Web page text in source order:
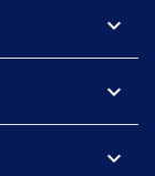
expand_more
expand_more
expand_more